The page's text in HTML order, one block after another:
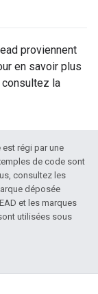
proviennent
en savoir plus
consultez la
régi par une
de code sont
consultez les
déposée
et les marques
utilisées sous